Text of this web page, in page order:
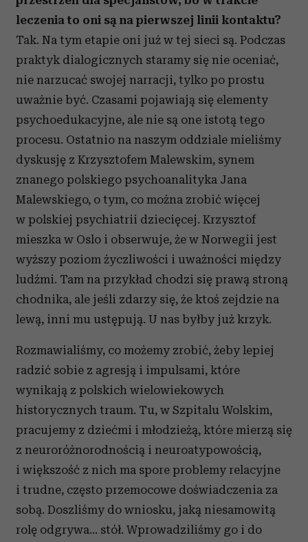
leczenia to oni są na pierwszej linii kontaktu?
Tak. Na tym etapie oni już w tej sieci są. Podczas
praktyk dialogicznych staramy się nie oceniać,
nie narzucać swojej narracji, tylko po prostu
uważnie być. Czasami pojawiają się elementy
psychoedukacyjne, ale nie są one istotą tego
procesu. Ostatnio na naszym oddziale mieliśmy
dyskusję z Krzysztofem Malewskim, synem
znanego polskiego psychoanalityka Jana
Malewskiego, o tym, co można zrobić więcej
w polskiej psychiatrii dziecięcej. Krzysztof
mieszka w Oslo i obserwuje, że w Norwegii jest
wyższy poziom życzliwości i uważności między
ludźmi. Tam na przykład chodzi się prawą stroną
chodnika, ale jeśli zdarzy się, że ktoś zejdzie na
lewą, inni mu ustępują. U nas byłby już krzyk.
Rozmawialiśmy, co możemy zrobić, żeby lepiej
radzić sobie z agresją i impulsami, które
wynikają z polskich wielowiekowych
historycznych traum. Tu, w Szpitalu Wolskim,
pracujemy z dziećmi i młodzieżą, które mierzą się
z neuroróżnorodnością i neuroatypowością,
i większość z nich ma spore problemy relacyjne
i trudne, często przemocowe doświadczenia za
sobą. Doszliśmy do wniosku, jaką niesamowitą
rolę odgrywa… stół. Wprowadziliśmy go i do